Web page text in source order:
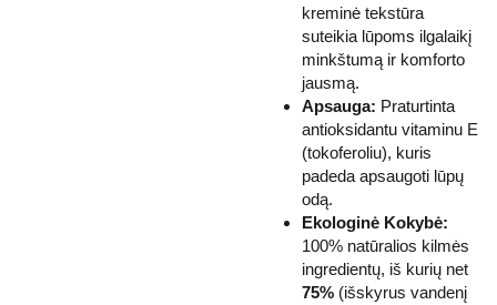
kreminė tekstūra
suteikia lūpoms ilgalaikį
minkštumą ir komforto
jausmą.
Apsauga: Praturtinta
antioksidantu vitaminu E
(tokoferoliu), kuris
padeda apsaugoti lūpų
odą.
Ekologinė Kokybė:
100% natūralios kilmės
ingredientų, iš kurių net
75% (išskyrus vandenį